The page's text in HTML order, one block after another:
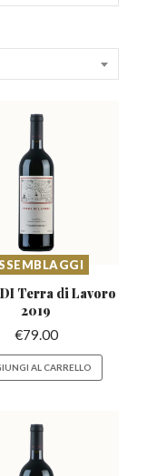
Terra diLavoro
2019
€79.00
AL CARRELLO